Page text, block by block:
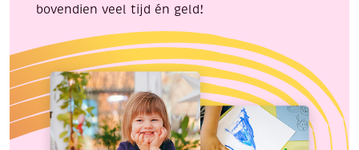
bovendien veel tijd én geld!